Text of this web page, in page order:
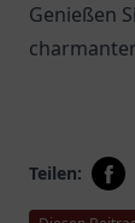
Genießen
Teilen: